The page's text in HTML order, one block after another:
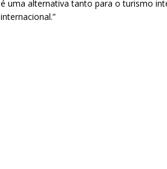
é uma alternativa tanto para o turismo
internacional.”